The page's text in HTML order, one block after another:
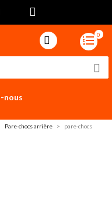
0
nous
Pare-chocs arrière
pare-chocs